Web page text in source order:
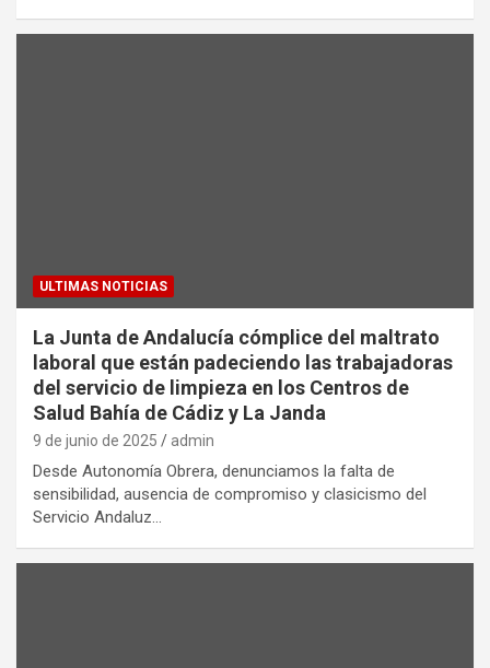
ULTIMAS NOTICIAS
La Junta de Andalucía cómplice del maltrato
laboral que están padeciendo las trabajadoras
del servicio de limpieza en los Centros de
Salud Bahía de Cádiz y La Janda
9 de junio de 2025 admin
Desde Autonomía Obrera, denunciamos la falta de
sensibilidad, ausencia de compromiso y clasicismo del
Servicio Andaluz…